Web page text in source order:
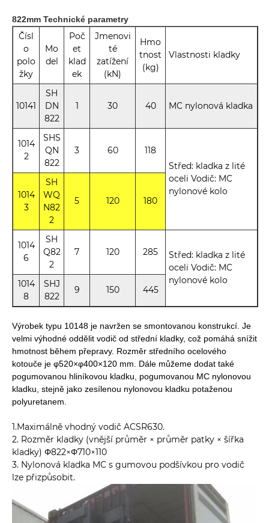
822mm Technické parametry
Čísl
o
polo
žky
Mo
del
Poč
et
klad
ek
Jmenovi
té
zatížení
(kN)
Hmo
tnost
(kg)
Vlastnosti kladky
10141
SH
DN
822
1 30 40 MC nylonová kladka
1014
2
SHS
QN
822
3 60
118
Střed: kladka z lité
oceli Vodič: MC
nylonové kolo
1014
3
SH
WQ
N82
2
5 120 180
1014
6
SH
Q82
2
7 120 285
Střed: kladka z lité
oceli Vodič: MC
nylonové kolo
1014
8
SHJ
822
9 150 445
Výrobek typu 10148 je navržen se smontovanou konstrukcí. Je
velmi výhodné oddělit vodič od střední kladky, což pomáhá snížit
hmotnost během přepravy. Rozměr středního ocelového
kotouče je φ520×φ400×120 mm. Dále můžeme dodat také
pogumovanou hliníkovou kladku, pogumovanou MC nylonovou
kladku, stejně jako zesílenou nylonovou kladku potaženou
polyuretanem.
1.Maximálně vhodný vodič ACSR630.
2. Rozměr kladky (vnější průměr × průměr patky × šířka
kladky) Φ822×Φ710×110
3. Nylonová kladka MC s gumovou podšívkou pro vodič
lze přizpůsobit.